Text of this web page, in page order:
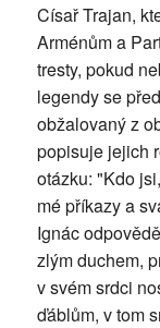
Císař Trajan,
Arménům a
tresty, pokud
legendy se
obžalovaný z
popisuje jejich
otázku: "Kdo
mé příkazy a
Ignác
zlým duchem,
v svém srdci
ďáblům, v tom